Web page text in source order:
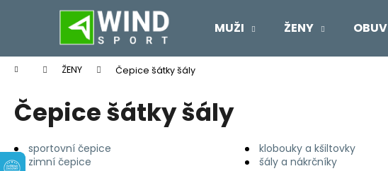
MUŽI ŽENY OBUV
Domů ŽENY Čepice šátky šály
Čepice šátky šály
sportovní čepice klobouky a kšiltovky
zimní čepice
šály a nákrčníky
í
do
obchodu
do
obchodu